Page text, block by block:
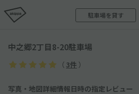
駐車場を貸す
中之郷2丁目8-20駐車場
（ 3件 ）
写真・地図詳細情報日時の指定 レビュー